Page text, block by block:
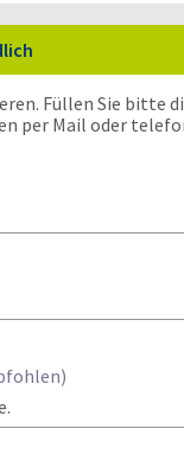
Füllen Sie bitte
per Mail oder